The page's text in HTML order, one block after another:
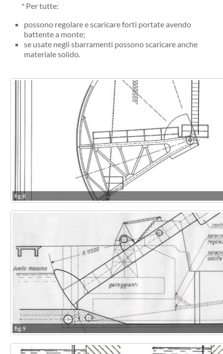
* Per tutte:
possono regolare e scaricare forti portate avendo
battente a monte;
se usate negli sbarramenti possono scaricare anche
materiale solido.
fig.8
fig.9